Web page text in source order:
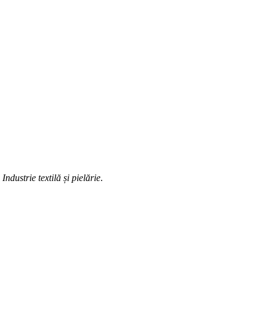
Industrie textilă și pielărie.